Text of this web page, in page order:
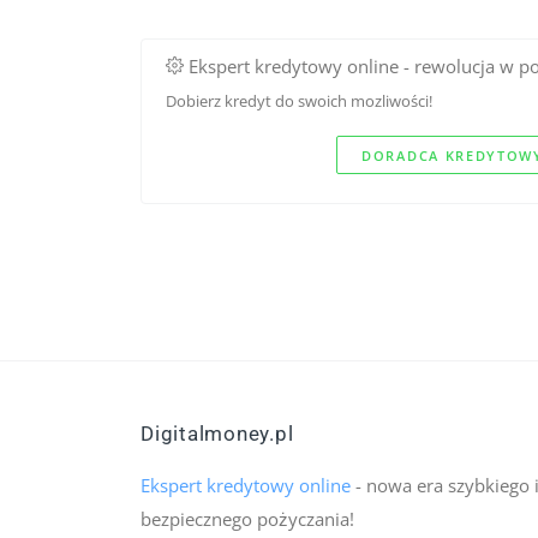
Ekspert kredytowy online - rewolucja w
Dobierz kredyt do swoich mozliwości!
DORADCA
Digitalmoney.pl
Ekspert kredytowy online - nowa era szybkiego i
bezpiecznego pożyczania!